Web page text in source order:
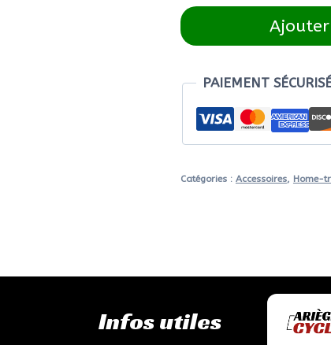
quantité
de
BIKE
Indoor
Bike
PAIEMENT
Catégories : Accessoires, Home-
Infos utiles